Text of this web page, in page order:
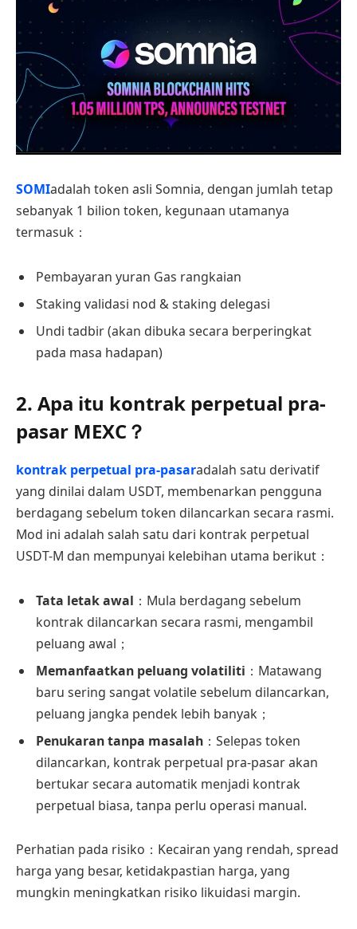
SOMIadalah token asli Somnia, dengan jumlah tetap
sebanyak 1 bilion token, kegunaan utamanya
termasuk：
Pembayaran yuran Gas rangkaian
Staking validasi nod & staking delegasi
Undi tadbir (akan dibuka secara berperingkat
pada masa hadapan)
2. Apa itu kontrak perpetual pra-
pasar MEXC？
kontrak perpetual pra-pasaradalah satu derivatif
yang dinilai dalam USDT, membenarkan pengguna
berdagang sebelum token dilancarkan secara rasmi.
Mod ini adalah salah satu dari kontrak perpetual
USDT-M dan mempunyai kelebihan utama berikut：
Tata letak awal ：Mula berdagang sebelum
kontrak dilancarkan secara rasmi, mengambil
peluang awal；
Memanfaatkan peluang volatiliti ：Matawang
baru sering sangat volatile sebelum dilancarkan,
peluang jangka pendek lebih banyak；
Penukaran tanpa masalah ：Selepas token
dilancarkan, kontrak perpetual pra-pasar akan
bertukar secara automatik menjadi kontrak
perpetual biasa, tanpa perlu operasi manual.
Perhatian pada risiko：Kecairan yang rendah, spread
harga yang besar, ketidakpastian harga, yang
mungkin meningkatkan risiko likuidasi margin.